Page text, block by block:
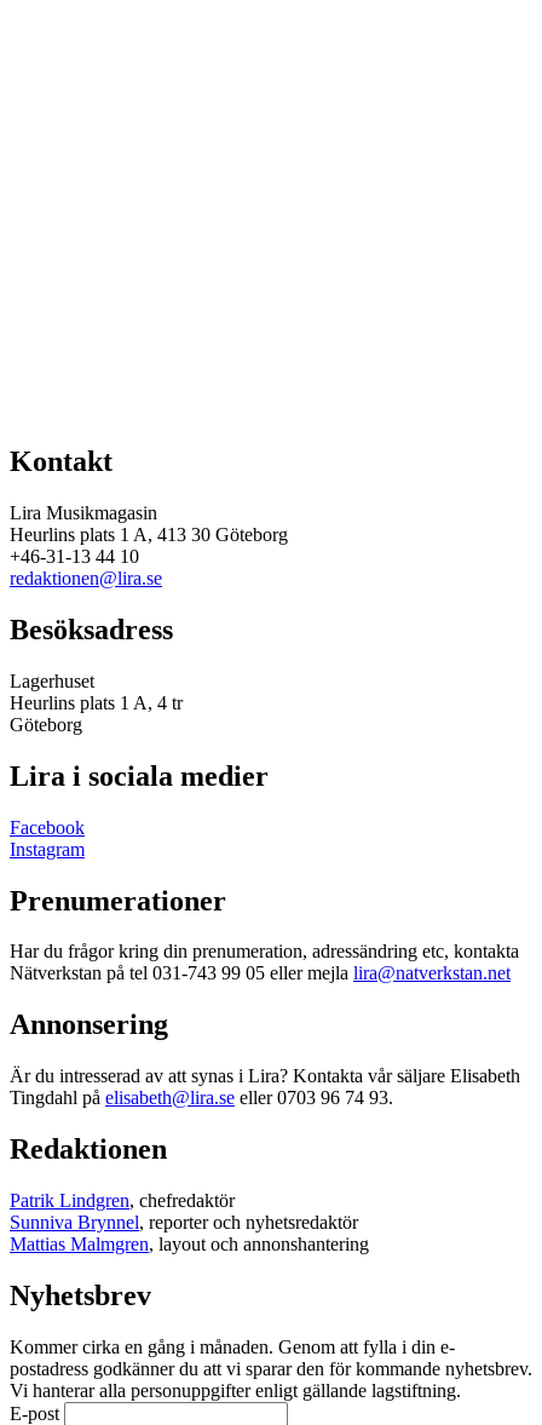
Kontakt
Lira Musikmagasin
Heurlins plats 1 A, 413 30 Göteborg
+46-31-13 44 10
redaktionen@lira.se
Besöksadress
Lagerhuset
Heurlins plats 1 A, 4 tr
Göteborg
Lira i sociala medier
Facebook
Instagram
Prenumerationer
Har du frågor kring din prenumeration, adressändring etc, kontakta
Nätverkstan på tel 031-743 99 05 eller mejla lira@natverkstan.net
Annonsering
Är du intresserad av att synas i Lira? Kontakta vår säljare Elisabeth
Tingdahl på elisabeth@lira.se eller 0703 96 74 93.
Redaktionen
Patrik Lindgren, chefredaktör
Sunniva Brynnel, reporter och nyhetsredaktör
Mattias Malmgren, layout och annonshantering
Nyhetsbrev
Kommer cirka en gång i månaden. Genom att fylla i din e-
postadress godkänner du att vi sparar den för kommande nyhetsbrev.
Vi hanterar alla personuppgifter enligt gällande lagstiftning.
E-post